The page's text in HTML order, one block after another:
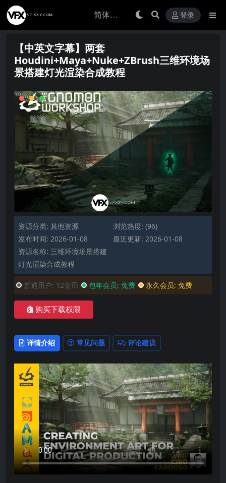
登录
【中英文字幕】两套
Houdini+Maya+Nuke+ZBrush三维环境场
景搭建灯光渲染合成教程
资源分类: 其他资源
浏览热度: (96)
发布时间: 2026-01-08
最近更新: 2026-01-08
资源名称: 三维环境场景搭建
灯光渲染合成教程
普通用户: 12金币 包年会员: 免费 永久会员: 免费
购买下载权限
详情介绍 常见问题 评论建议